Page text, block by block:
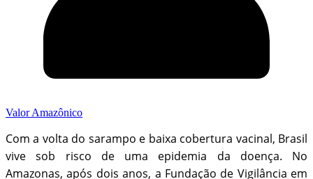
Valor Amazônico
Com a volta do sarampo e baixa cobertura vacinal, Brasil
vive sob risco de uma epidemia da doença. No
Amazonas, após dois anos, a Fundação de Vigilância em